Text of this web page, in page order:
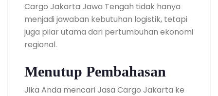
Cargo Jakarta Jawa Tengah tidak hanya
menjadi jawaban kebutuhan logistik, tetapi
juga pilar utama dari pertumbuhan ekonomi
regional.
Menutup Pembahasan
Jika Anda mencari Jasa Cargo Jakarta ke